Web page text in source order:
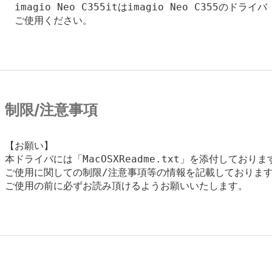
imagio Neo C355itはimagio Neo C355のドライバ（
ご使用ください。
制限/注意事項
【お願い】
本ドライバには「MacOSXReadme.txt」を添付しておりま
ご使用に関しての制限/注意事項等の情報を記載しておりま
ご使用の前に必ずお読み頂けるようお願いいたします。